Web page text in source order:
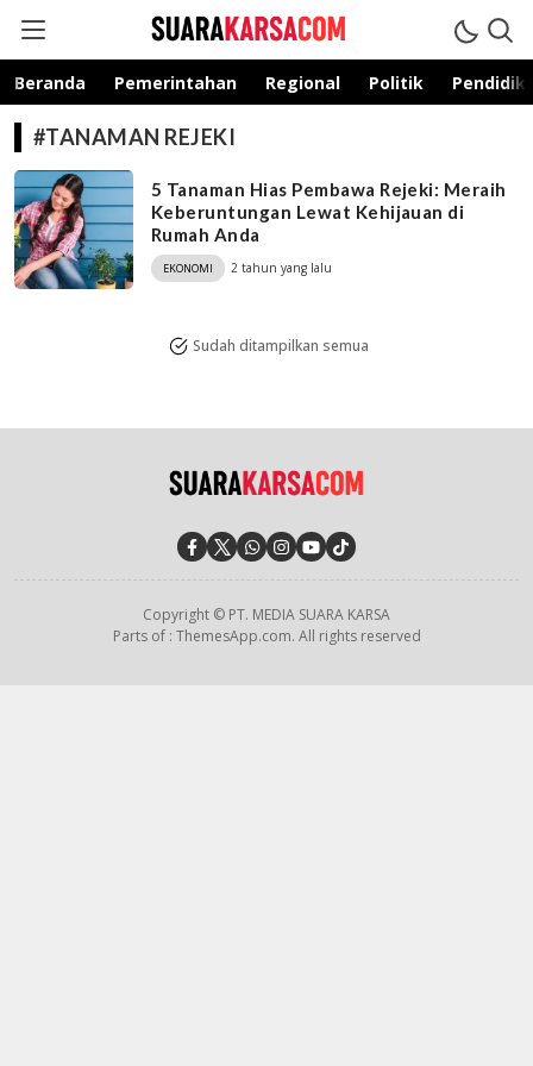
suarakarsa.com
Informasi terpercaya
Beranda Pemerintahan Regional Politik
#TANAMAN REJEKI
5 Tanaman Hias Pembawa Rejeki: Meraih
Keberuntungan Lewat Kehijauan di
Rumah Anda
EKONOMI 2 tahun yang lalu
Sudah ditampilkan semua
Copyright © PT. MEDIA SUARA KARSA
Parts of : ThemesApp.com. All rights reserved